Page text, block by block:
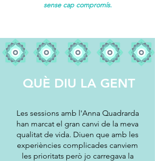
sense cap compromís.
QUÈ DIU LA GENT
Les sessions amb l'Anna Quadrarda
han marcat el gran canvi de la meva
qualitat de vida. Diuen que amb les
experiències complicades canviem
les prioritats però jo carregava la